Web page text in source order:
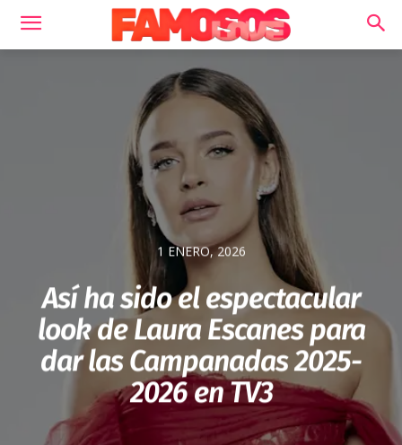
1 ENERO, 2026
Así ha sido el espectacular
look de Laura Escanes para
dar las Campanadas 2025-
2026 en TV3